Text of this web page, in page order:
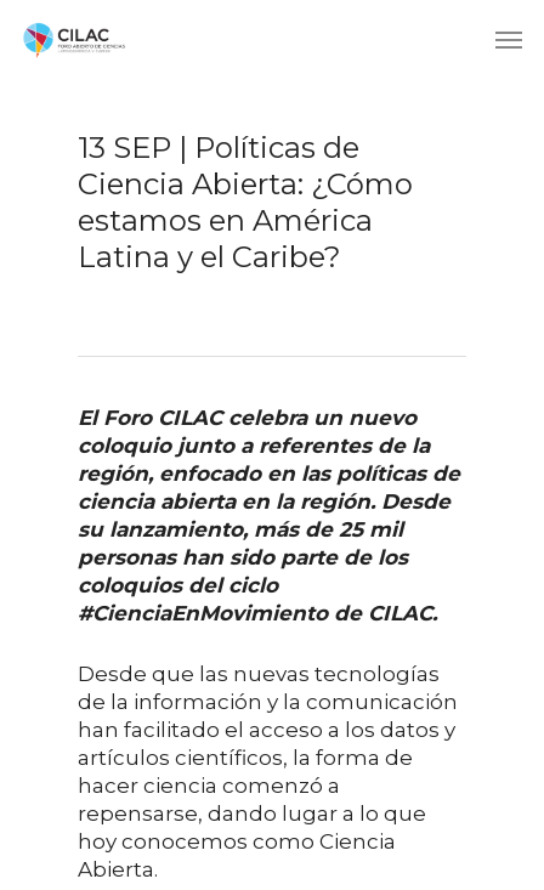
13 SEP | Políticas de
Ciencia Abierta: ¿Cómo
estamos en América
Latina y el Caribe?
El Foro CILAC celebra un nuevo
coloquio junto a referentes de la
región, enfocado en las políticas de
ciencia abierta en la región. Desde
su lanzamiento, más de 25 mil
personas han sido parte de los
coloquios del ciclo
#CienciaEnMovimiento de CILAC.
Desde que las nuevas tecnologías
de la información y la comunicación
han facilitado el acceso a los datos y
artículos científicos, la forma de
hacer ciencia comenzó a
repensarse, dando lugar a lo que
hoy conocemos como Ciencia
Abierta.